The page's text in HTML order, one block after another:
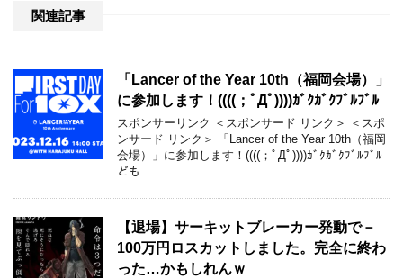
関連記事
「Lancer of the Year 10th（福岡会場）」
に参加します！((((；ﾟДﾟ))))ｶﾞｸｶﾞｸﾌﾞﾙﾌﾞﾙ
スポンサーリンク ＜スポンサード リンク＞ ＜スポ
ンサード リンク＞ 「Lancer of the Year 10th（福岡
会場）」に参加します！((((；ﾟДﾟ))))ｶﾞｸｶﾞｸﾌﾞﾙﾌﾞﾙ
ども …
【退場】サーキットブレーカー発動で－
100万円ロスカットしました。完全に終わ
った…かもしれんｗ